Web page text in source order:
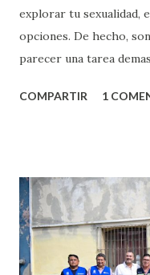
explorar tu sexualidad,
opciones. De hecho,
parecer una tarea
partes de ti que jamás
conoces ni la mitad de
quienes ya han tenido
o expertas en el tema.
aprender y nuevas
COMPARTIR 1